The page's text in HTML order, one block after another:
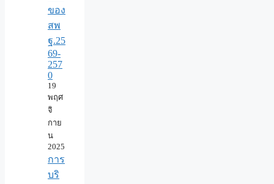
ของ
สพ
ฐ.25
69-
257
0
19
พฤศ
จิ
กาย
น
2025
การ
บริ